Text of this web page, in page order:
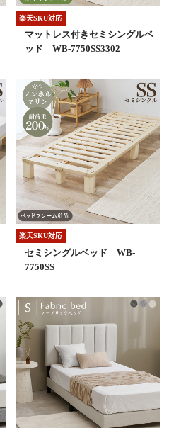
楽天SKU対応
マットレス付きセミシングルベ
ッド WB-7750SS3302
楽天SKU対応
セミシングルベッド WB-
7750SS